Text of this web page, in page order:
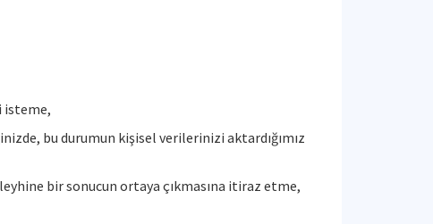
isteme,
bu durumun kişisel verilerinizi aktardığımız
bir sonucun ortaya çıkmasına itiraz etme,